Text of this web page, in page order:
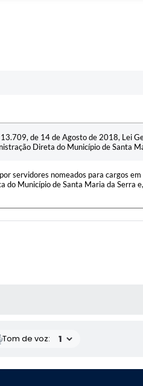
de 14 de Agosto de 2018, Lei
Direta do Município de Santa
servidores nomeados para cargos em
do Município de Santa Maria da Serra
Tom de voz: